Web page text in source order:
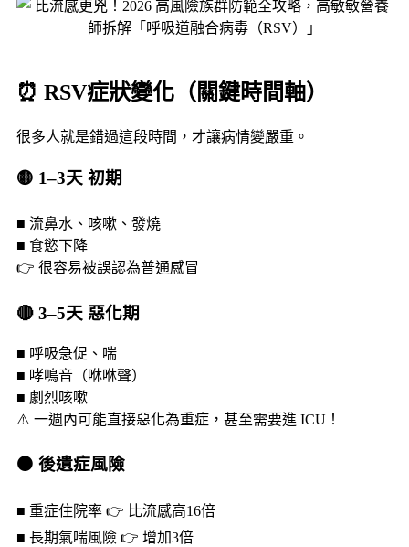
⏰ RSV症狀變化（關鍵時間軸）
很多人就是錯過這段時間，才讓病情變嚴重。
🟡 1–3天 初期
■ 流鼻水、咳嗽、發燒
■ 食慾下降
👉 很容易被誤認為普通感冒
🔴 3–5天 惡化期
■ 呼吸急促、喘
■ 哮鳴音（咻咻聲）
■ 劇烈咳嗽
⚠️ 一週內可能直接惡化為重症，甚至需要進 ICU！
⚫ 後遺症風險
■ 重症住院率 👉 比流感高16倍
■ 長期氣喘風險 👉 增加3倍